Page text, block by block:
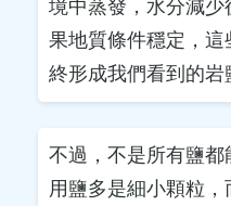
境中蒸發，水分減
果地質條件穩定，
終形成我們看到的岩
不過，不是所有鹽
用鹽多是細小顆粒